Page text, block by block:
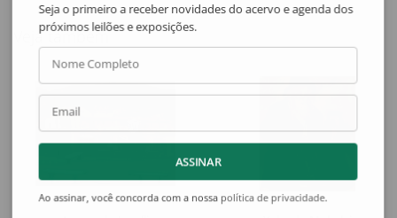
Veja também
Seja o primeiro a receber novidades do acervo e agenda dos
próximos leilões e exposições.
Nome Completo
Email
ASSINAR
Ao assinar, você concorda com a nossa política de privacidade.